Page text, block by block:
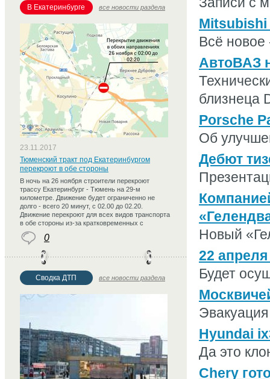
Mitsubishi
Всё
АвтоВАЗ
близнеца
Porsche
Об
Дебют
Новый
22
Будет
Hyundai
Да это
Chery
В Екатеринбурге все новости раздела
23.11.2017
Тюменский тракт под Екатеринбургом
перекроют в обе стороны
В ночь на 26 ноября строители перекроют
трассу Екатеринбург - Тюмень на 29-м
километре. Движение будет ограниченно не
долго - всего 20 минут, с 02.00 до 02.20.
Движение перекроют для всех видов транспорта
в обе стороны из-за кратковременных с
0
Сводка ДТП все новости раздела